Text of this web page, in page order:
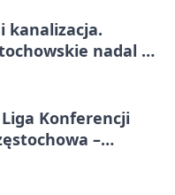
kanalizacja.
nadal w
Konferencji
–